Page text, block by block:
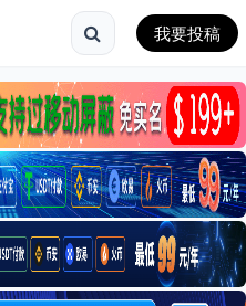
我要投稿